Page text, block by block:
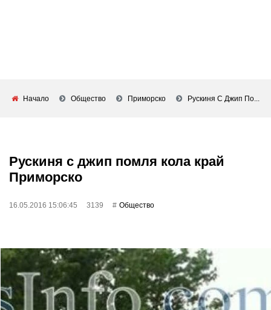
Начало Общество Приморско Рускиня С Джип По...
Рускиня с джип помля кола край
Приморско
16.05.2016 15:06:45 3139 Общество